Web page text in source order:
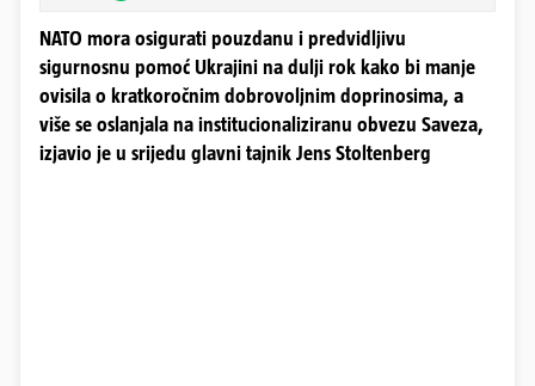
NATO mora osigurati pouzdanu i predvidljivu
sigurnosnu pomoć Ukrajini na dulji rok kako bi manje
ovisila o kratkoročnim dobrovoljnim doprinosima, a
više se oslanjala na institucionaliziranu obvezu Saveza,
izjavio je u srijedu glavni tajnik Jens Stoltenberg